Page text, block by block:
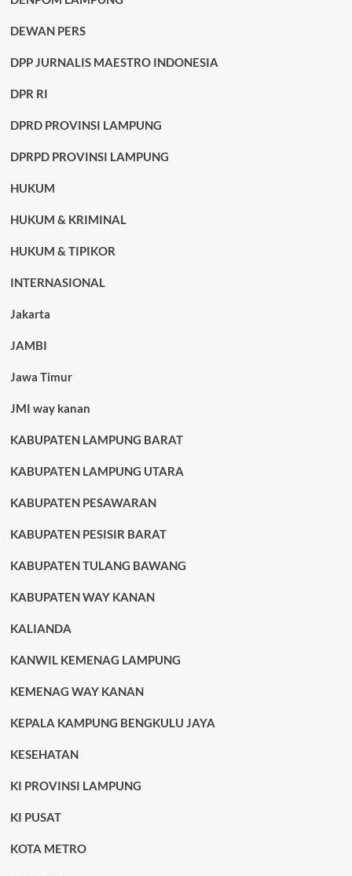
DEWAN PERS
DPP JURNALIS MAESTRO INDONESIA
DPR RI
DPRD PROVINSI LAMPUNG
DPRPD PROVINSI LAMPUNG
HUKUM
HUKUM & KRIMINAL
HUKUM & TIPIKOR
INTERNASIONAL
Jakarta
JAMBI
Jawa Timur
JMI way kanan
KABUPATEN LAMPUNG BARAT
KABUPATEN LAMPUNG UTARA
KABUPATEN PESAWARAN
KABUPATEN PESISIR BARAT
KABUPATEN TULANG BAWANG
KABUPATEN WAY KANAN
KALIANDA
KANWIL KEMENAG LAMPUNG
KEMENAG WAY KANAN
KEPALA KAMPUNG BENGKULU JAYA
KESEHATAN
KI PROVINSI LAMPUNG
KI PUSAT
KOTA METRO